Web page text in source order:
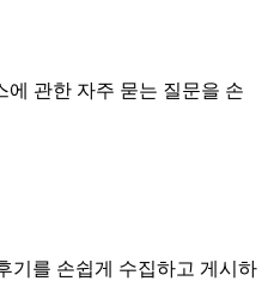
에 관한 자주 묻는 질문을 손
기를 손쉽게 수집하고 게시하